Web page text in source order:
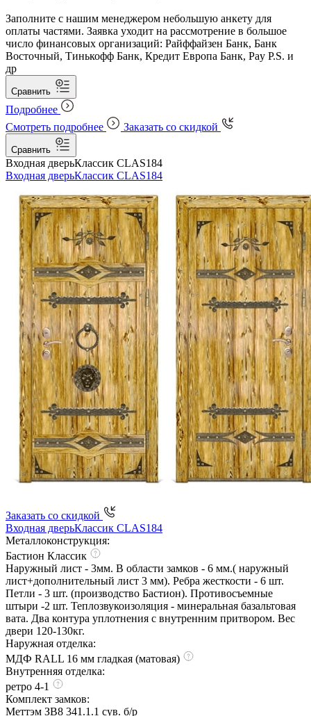
Заполните с нашим менеджером небольшую анкету для
оплаты частями. Заявка уходит на рассмотрение в большое
число финансовых организаций: Райффайзен Банк, Банк
Восточный, Тинькофф Банк, Кредит Европа Банк, Pay P.S. и
др
Сравнить
Подробнее
Смотреть подробнее
Заказать со скидкой
Сравнить
Входная дверьКлассик CLAS184
Входная дверьКлассик CLAS184
Заказать со скидкой
Входная дверьКлассик CLAS184
Металлоконструкция:
Бастион Классик
Наружный лист - 3мм. В области замков - 6 мм.( наружный
лист+дополнительный лист 3 мм). Ребра жесткости - 6 шт.
Петли - 3 шт. (производство Бастион). Противосъемные
штыри -2 шт. Теплозвукоизоляция - минеральная базальтовая
вата. Два контура уплотнения с внутренним притвором. Вес
двери 120-130кг.
Наружная отделка:
МДФ RALL 16 мм гладкая (матовая)
Внутренняя отделка:
ретро 4-1
Комплект замков:
Меттэм ЗВ8 341.1.1 сув. б/р